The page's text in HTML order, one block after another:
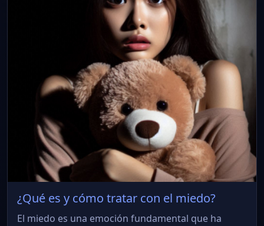
¿Qué es y cómo tratar con el miedo?
El miedo es una emoción fundamental que ha